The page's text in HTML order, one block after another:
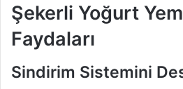
Şekerli Yoğurt
Faydaları
Sindirim Sistemini